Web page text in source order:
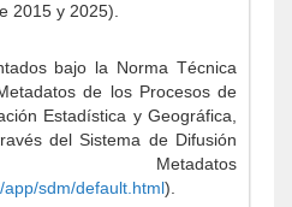
2015 y 2025).
bajo la Norma Técnica
de los Procesos de
Estadística y Geográfica,
del Sistema de Difusión
sdm/default.html).